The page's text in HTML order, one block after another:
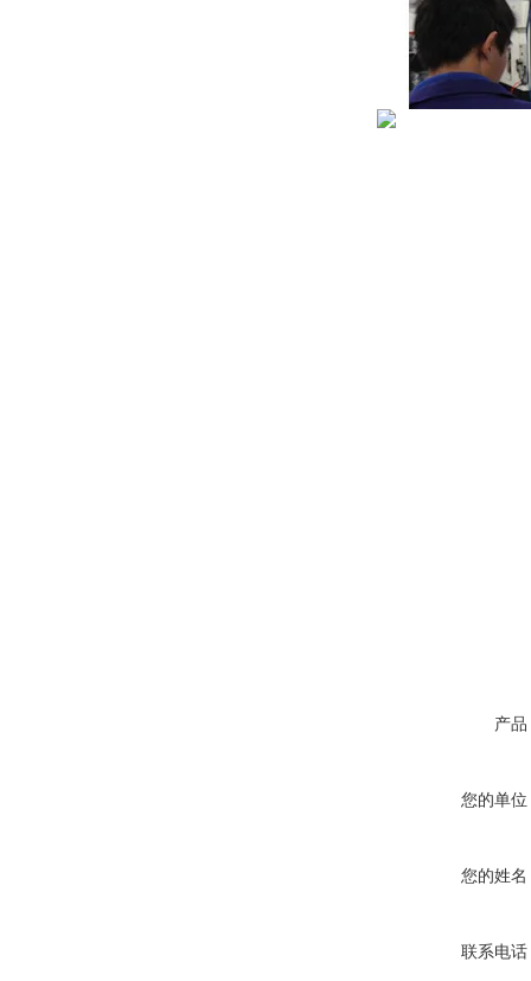
产品
您的单位
您的姓名
联系电话